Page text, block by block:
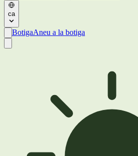
ca
BotigaAneu a la botiga